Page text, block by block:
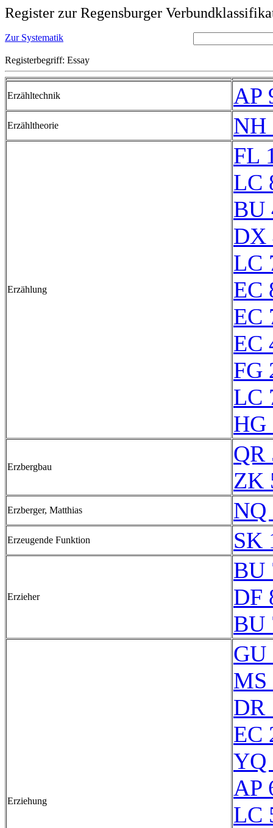
Register zur Regensburger
Zur Systematik
Registerbegriff: Essay
Erzähltechnik AP
Erzähltheorie NH
Erzählung
FL
LC
BU
DX
LC
EC
EC
EC
FG
LC
HG
Erzbergbau
QR
ZK
Erzberger, Matthias NQ
Erzeugende Funktion SK
Erzieher
BU
DF
BU
Erziehung
GU
MS
DR
EC
YQ
AP
LC